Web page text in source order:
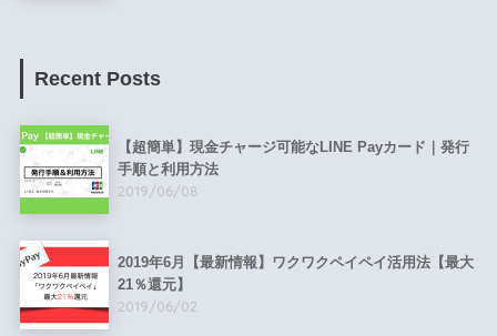
Recent Posts
【超簡単】現金チャージ可能なLINE Payカード｜発行
手順と利用方法
2019/06/08
2019年6月【最新情報】ワクワクペイペイ活用法【最大
21％還元】
2019/06/02